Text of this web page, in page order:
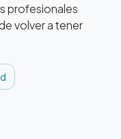
profesionales
volver a tener